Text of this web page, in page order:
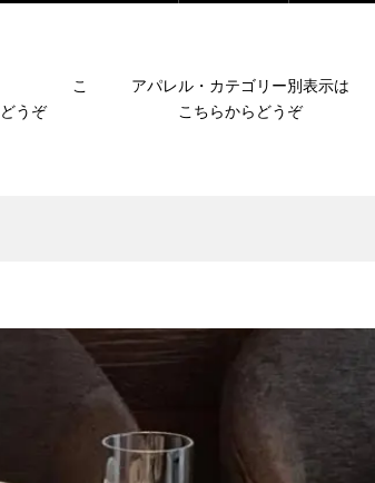
は こ
うぞ
アパレル・カテゴリー別表示は
こちらからどうぞ